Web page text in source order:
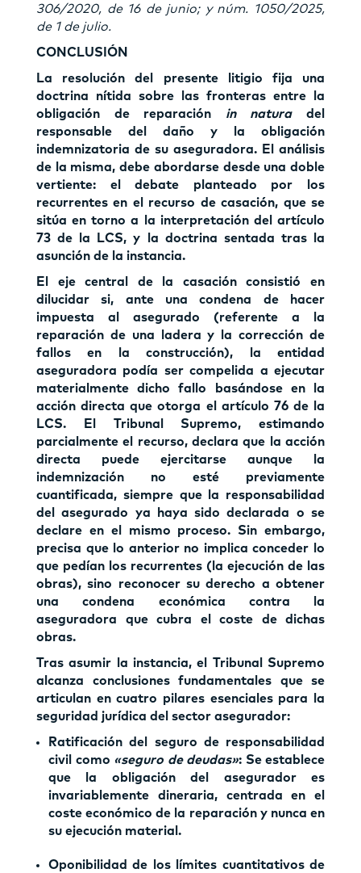
306/2020, de 16 de junio; y núm. 1050/2025,
de 1 de julio.
CONCLUSIÓN
La resolución del presente litigio fija una
doctrina nítida sobre las fronteras entre la
obligación de reparación in naturadel
responsable del daño y la obligación
indemnizatoria de su aseguradora. El análisis
de la misma, debe abordarse desde una doble
vertiente: el debate planteado por los
recurrentes en el recurso de casación, que se
sitúa en torno a la interpretación del artículo
73 de la LCS, y la doctrina sentada tras la
asunción de la instancia.
El eje central de la casación consistió en
dilucidar si, ante una condena de hacer
impuesta al asegurado (referente a la
reparación de una ladera y la corrección de
fallos en la construcción), la entidad
aseguradora podía ser compelida a ejecutar
materialmente dicho fallo basándose en la
acción directa que otorga el artículo 76 de la
LCS. El Tribunal Supremo, estimando
parcialmente el recurso, declara que la acción
directa puede ejercitarse aunque la
indemnización no esté previamente
cuantificada, siempre que la responsabilidad
del asegurado ya haya sido declarada o se
declare en el mismo proceso. Sin embargo,
precisa que lo anterior no implica conceder lo
que pedían los recurrentes (la ejecución de las
obras), sino reconocer su derecho a obtener
una condena económica contra la
aseguradora que cubra el coste de dichas
obras.
Tras asumir la instancia, el Tribunal Supremo
alcanza conclusiones fundamentales que se
articulan en cuatro pilares esenciales para la
seguridad jurídica del sector asegurador:
Ratificación del seguro de responsabilidad
civil como «seguro de deudas»: Se establece
que la obligación del asegurador es
invariablemente dineraria, centrada en el
coste económico de la reparación y nunca en
su ejecución material.
Oponibilidad de los límites cuantitativos de